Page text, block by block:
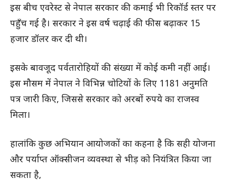
इस बीच एवरेस्ट से नेपाल सरकार की कमाई भी रिकॉर्ड स्तर पर
पहुँच गई है। सरकार ने इस वर्ष चढ़ाई की फीस बढ़ाकर 15
हजार डॉलर कर दी थी।
इसके बावजूद पर्वतारोहियों की संख्या में कोई कमी नहीं आई।
इस मौसम में नेपाल ने विभिन्न चोटियों के लिए 1181 अनुमति
पत्र जारी किए, जिससे सरकार को अरबों रुपये का राजस्व
मिला।
हालांकि कुछ अभियान आयोजकों का कहना है कि सही योजना
और पर्याप्त ऑक्सीजन व्यवस्था से भीड़ को नियंत्रित किया जा
सकता है,